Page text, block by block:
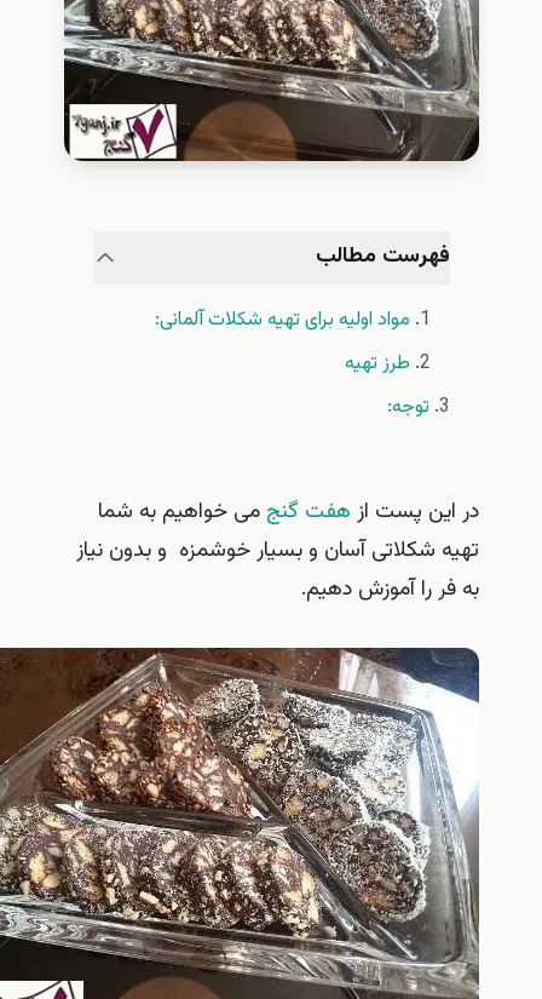
فهرست مطالب
مواد اولیه برای تهیه شکلات آلمانی:
طرز تهیه
در این پست ازهفت گنجمی خواهیم به شما
تهیه شکلاتی آسان و بسیار خوشمزه و بدون نیاز
به فر را آموزش دهیم.